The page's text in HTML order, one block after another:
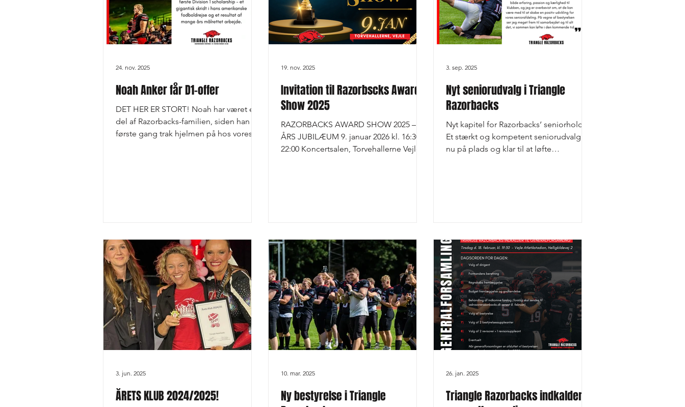
Noah Anker får D1-offer
DET HER ER STORT! Noah har været en
del af Razorbacks-familien, siden han
første gang trak hjelmen på hos vores
tog han mod til sig og søgte nye
muligheder. Det har nu båret frugt: Det
24. nov. 2025
Invitation til Razorbscks Award
Show 2025
RAZORBACKS AWARD SHOW 2025 – 25
ÅRS JUBILÆUM 9. januar 2026 kl. 16:30 –
22:00 Koncertsalen, Torvehallerne Vejle I
🖤 AWARD SHOW ER FOR ALLE! Både
nuværende og tidligere spillere,
cheerleaders, trænere
19. nov. 2025
Nyt seniorudvalg i Triangle
Razorbacks
Nyt kapitel for Razorbacks’ seniorhold:
Et stærkt og kompetent seniorudvalg er
nu på plads og klar til at løfte
3. sep. 2025
ÅRETS KLUB 2024/2025!
3. jun. 2025
Ny bestyrelse i Triangle
10. mar. 2025
Triangle Razorbacks indkalder til
26. jan. 2025